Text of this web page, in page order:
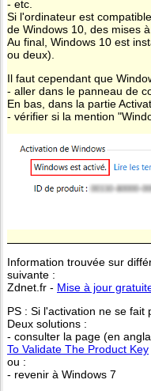
- etc.
Si l'ordinateur est
de Windows 10, des mises
Au final, Windows 10 est
ou deux).
Il faut cependant que
- aller dans le panneau de
En bas, dans la partie
- vérifier si la mention
Information trouvée sur
suivante :
Zdnet.fr - Mise à jour
PS : Si l'activation ne se fait
Deux solutions :
- consulter la page (en
To Validate The Product Key
ou :
- revenir à Windows 7